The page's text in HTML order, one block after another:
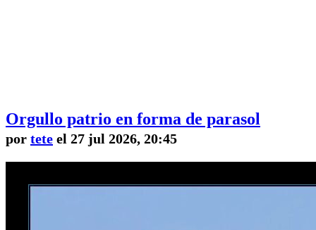
Orgullo patrio en forma de parasol
por tete el 27 jul 2026, 20:45